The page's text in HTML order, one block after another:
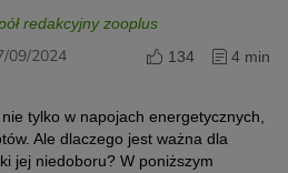
redakcyjny zooplus
09/2024 134 4 min
tylko w napojach energetycznych,
Ale dlaczego jest ważna dla
jej niedoboru? W poniższym